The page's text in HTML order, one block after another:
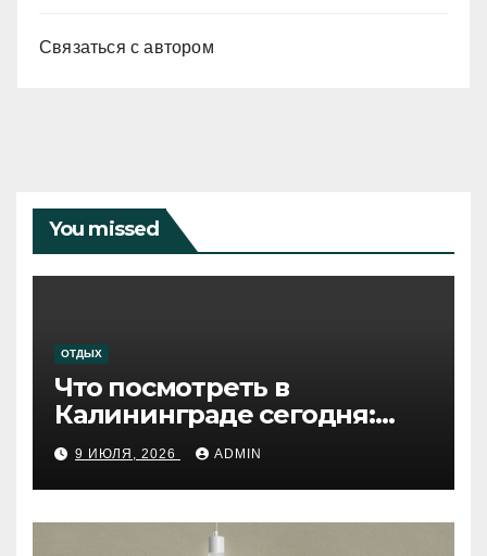
Связаться с автором
You missed
ОТДЫХ
Что посмотреть в
Калининграде сегодня:
путеводитель по самому
западному городу России
9 ИЮЛЯ, 2026 ADMIN